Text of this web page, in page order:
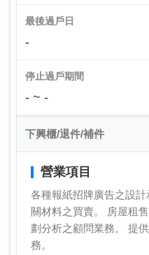
最後過戶日
-
停止過戶期間
- ~ -
下興櫃/退件/補件
營業項目
各種報紙招牌廣告之設
關材料之買賣。 房屋租
劃分析之顧問業務。 提
務。